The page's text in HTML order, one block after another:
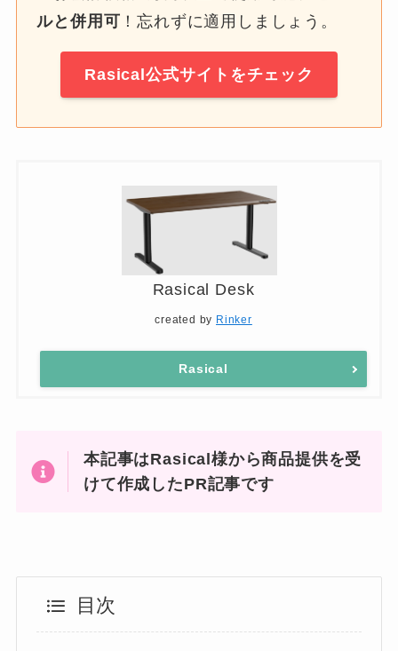
ルと併用可 ！忘れずに適用しましょう。
Rasical公式サイトをチェック
Rasical Desk
created by Rinker
Rasical
本記事はRasical様から商品提供を受
けて作成したPR記事です
目次